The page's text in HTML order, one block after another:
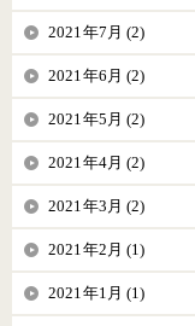
2021年7月 (2)
2021年6月 (2)
2021年5月 (2)
2021年4月 (2)
2021年3月 (2)
2021年2月 (1)
2021年1月 (1)